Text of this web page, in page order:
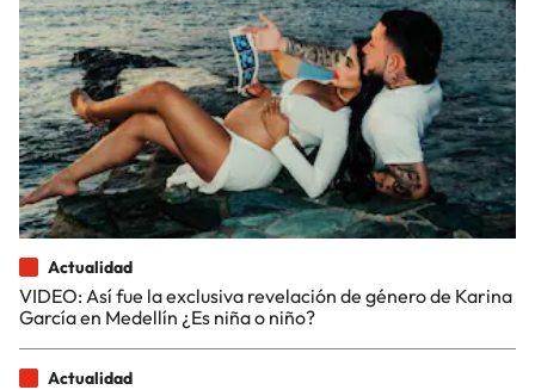
Actualidad
VIDEO: Así fue la exclusiva revelación de género de Karina
García en Medellín ¿Es niña o niño?
Actualidad